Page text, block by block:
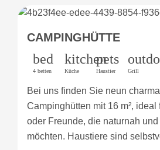
CAMPINGHÜTTE
bed
4 betten
kitchen
Küche
pets
Haustier Grill
Bei uns finden Sie neun
Campinghütten mit 16 m²,
oder Freunde, die naturnah
möchten. Haustiere sind